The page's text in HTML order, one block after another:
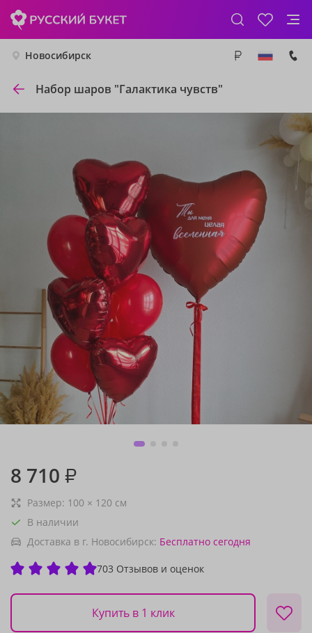
Новосибирск
Набор шаров "Галактика чувств"
8 710 ₽
Размер: 100 × 120 см
В наличии
Доставка в г. Новосибирск: Бесплатно сегодня
703 Отзывов и оценок
Купить в 1 клик